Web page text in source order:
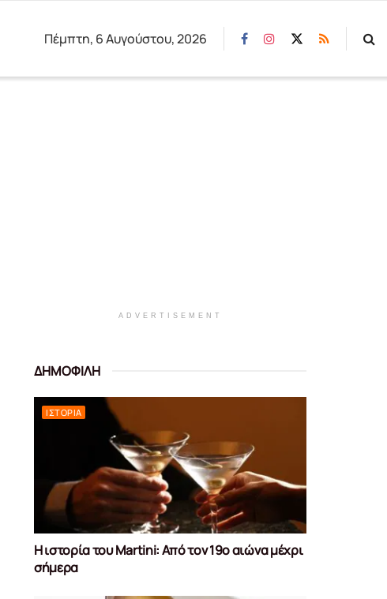
Πέμπτη, 6 Αυγούστου, 2026
ADVERTISEMENT
ΔΗΜΟΦΙΛΗ
ΙΣΤΟΡΊΑ
Η ιστορία του Martini: Από τον 19ο αιώνα μέχρι
σήμερα